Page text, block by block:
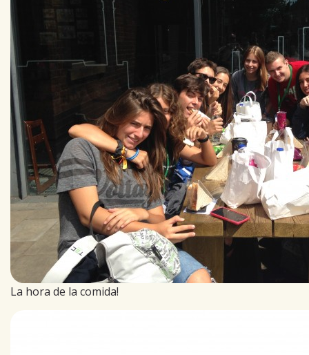
La hora de la comida!